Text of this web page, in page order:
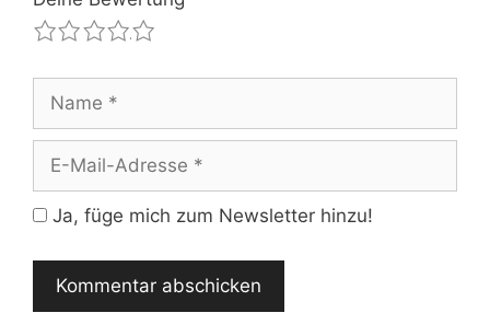
4
3
2
1
Mail-
Adresse
Ja, füge mich zum Newsletter hinzu!